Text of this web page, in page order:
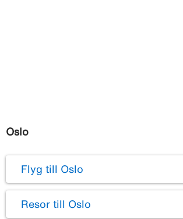
Oslo
Flyg till Oslo
Resor till Oslo